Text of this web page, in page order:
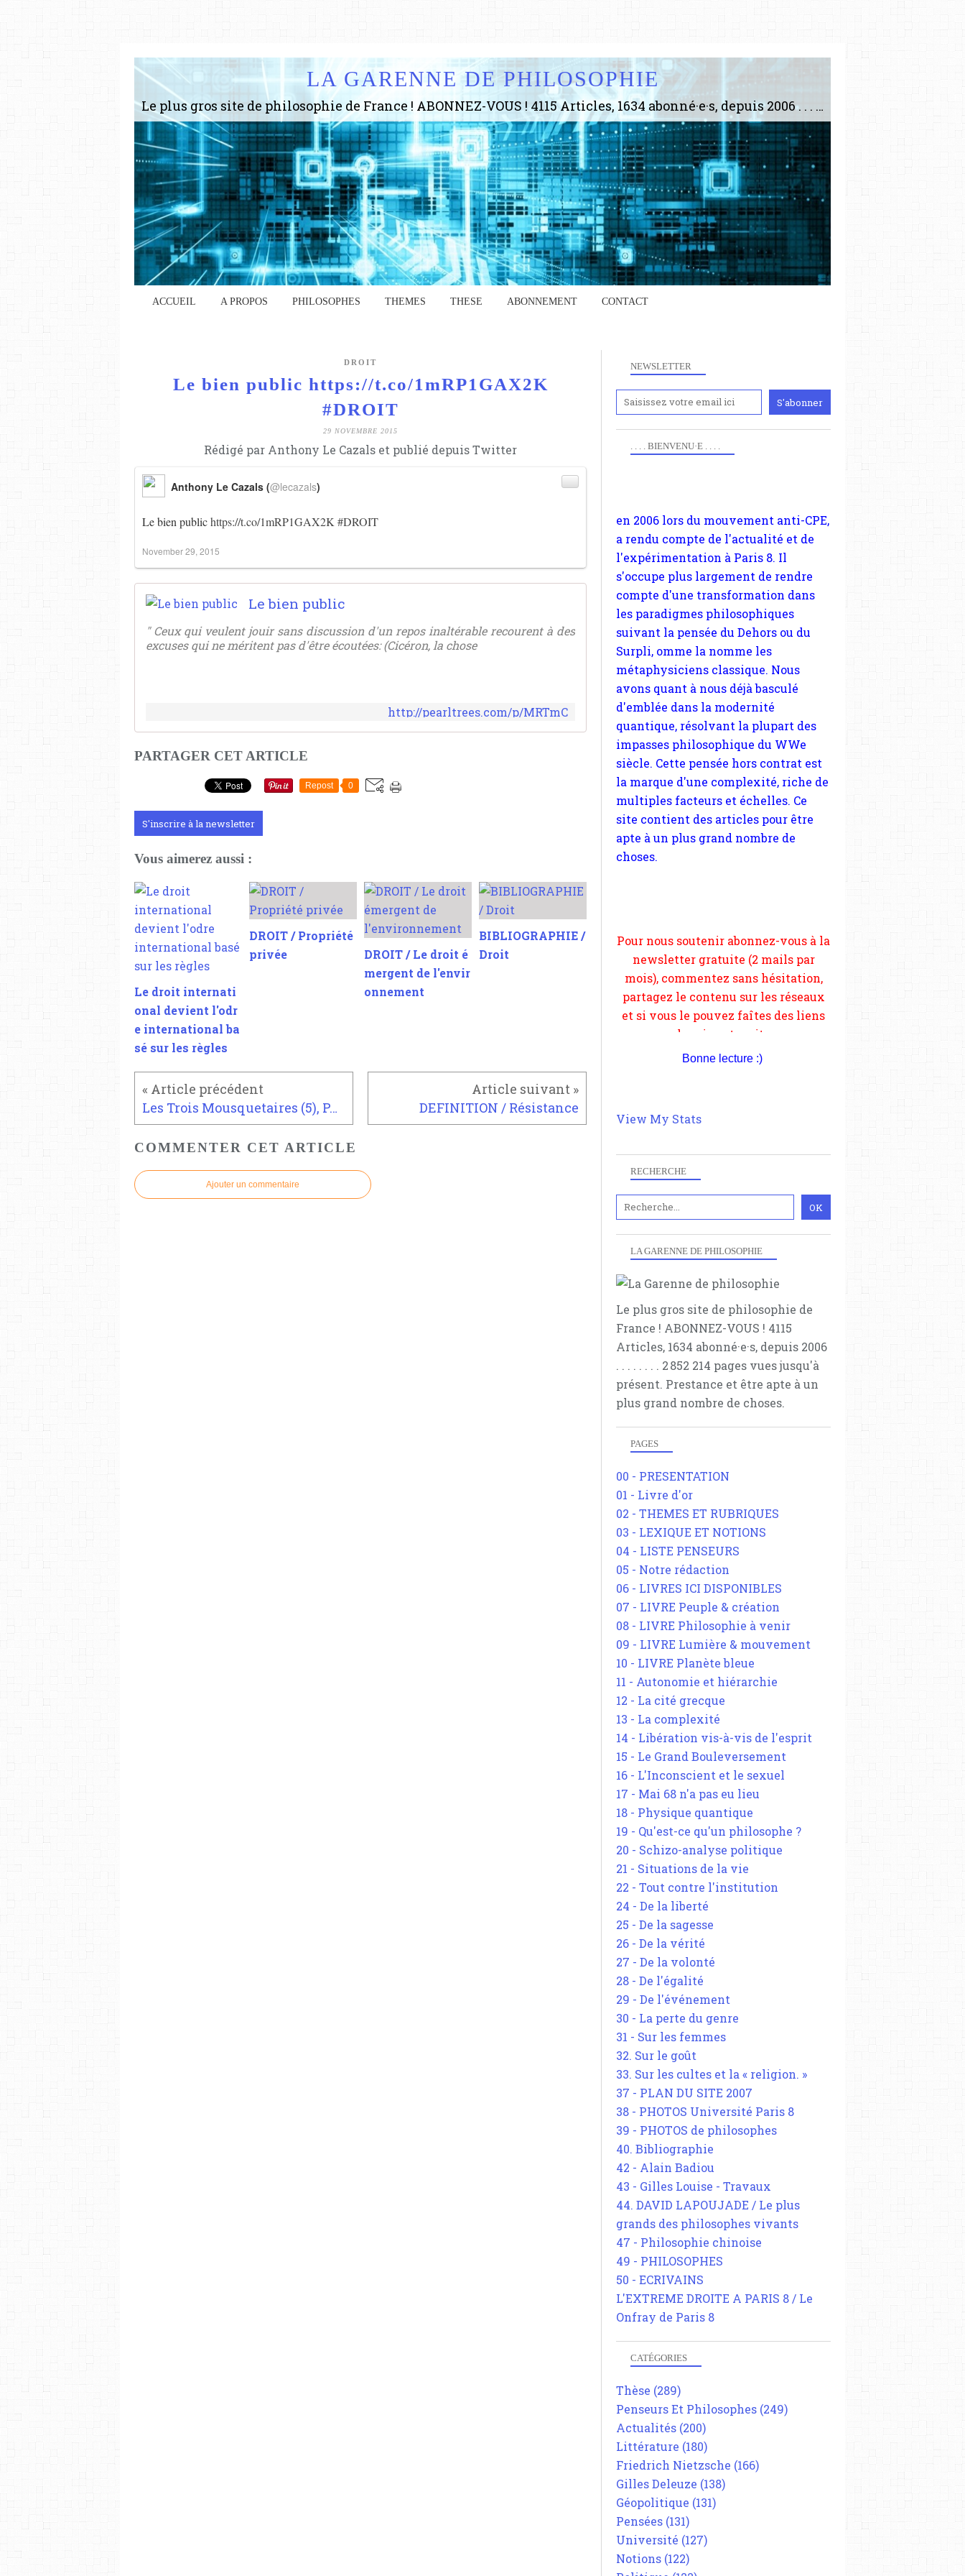
LA GARENNE DE PHILOSOPHIE
Le plus gros site de philosophie de France ! ABONNEZ-VOUS ! 4115 Articles, 1634 abonné·e·s, depuis 2006 . . . . . . . . 2 852 214 pages vues jusqu'à présent. Prestance et être apte à un plus grand nombre de choses.
ACCUEIL A PROPOS PHILOSOPHES THEMES THESE ABONNEMENT CONTACT
DROIT
Le bien public https://t.co/1mRP1GAX2K
#DROIT
29 NOVEMBRE 2015
Rédigé par Anthony Le Cazals et publié depuis Twitter
Le bien publichttps://t.co/1mRP1GAX2K #DROIT
Anthony Le Cazals (@lecazals)
November 29, 2015
Le bien public
" Ceux qui veulent jouir sans discussion d'un repos inaltérable recourent à des
excuses qui ne méritent pas d'être écoutées: (Cicéron, la chose
http://pearltrees.com/p/MRTmC
PARTAGER CET ARTICLE
Repost 0
S'inscrire à la newsletter
Vous aimerez aussi :
Le droit internati
onal devient l'odr
e international ba
sé sur les règles
DROIT / Propriété
privée
DROIT / Le droit é
mergent de l'envir
onnement
BIBLIOGRAPHIE /
Droit
Les Trois Mousquetaires (5), PAE lyc�e Gambier... DEFINITION / Résistance
COMMENTER CET ARTICLE
Ajouter un commentaire
NEWSLETTER
RECHERCHE
LA GARENNE DE PHILOSOPHIE
Le plus gros site de philosophie de
France ! ABONNEZ-VOUS ! 4115
Articles, 1634 abonné·e·s, depuis 2006
. . . . . . . . 2 852 214 pages vues jusqu'à
présent. Prestance et être apte à un
plus grand nombre de choses.
PAGES
00 - PRESENTATION
01 - Livre d'or
02 - THEMES ET RUBRIQUES
03 - LEXIQUE ET NOTIONS
04 - LISTE PENSEURS
05 - Notre rédaction
06 - LIVRES ICI DISPONIBLES
07 - LIVRE Peuple & création
08 - LIVRE Philosophie à venir
09 - LIVRE Lumière & mouvement
10 - LIVRE Planète bleue
11 - Autonomie et hiérarchie
12 - La cité grecque
13 - La complexité
14 - Libération vis-à-vis de l'esprit
15 - Le Grand Bouleversement
16 - L'Inconscient et le sexuel
17 - Mai 68 n'a pas eu lieu
18 - Physique quantique
19 - Qu'est-ce qu'un philosophe ?
20 - Schizo-analyse politique
21 - Situations de la vie
22 - Tout contre l'institution
24 - De la liberté
25 - De la sagesse
26 - De la vérité
27 - De la volonté
28 - De l'égalité
29 - De l'événement
30 - La perte du genre
31 - Sur les femmes
32. Sur le goût
33. Sur les cultes et la « religion. »
37 - PLAN DU SITE 2007
38 - PHOTOS Université Paris 8
39 - PHOTOS de philosophes
40. Bibliographie
42 - Alain Badiou
43 - Gilles Louise - Travaux
44. DAVID LAPOUJADE / Le plus
grands des philosophes vivants
47 - Philosophie chinoise
49 - PHILOSOPHES
50 - ECRIVAINS
L'EXTREME DROITE A PARIS 8 / Le
Onfray de Paris 8
CATÉGORIES
Thèse (289)
Penseurs Et Philosophes (249)
Actualités (200)
Littérature (180)
Friedrich Nietzsche (166)
Gilles Deleuze (138)
Géopolitique (131)
Pensées (131)
Université (127)
Notions (122)
. . . . BIENVENU·E . . . .
Anciennement
en 2006 lors du mouvement anti-CPE,
a rendu compte de l'actualité et de
compte d'une transformation dans
les paradigmes philosophiques
suivant la pensée du Dehors ou du
Surpli, omme la nomme les
métaphysiciens classique. Nous
avons quant à nous déjà basculé
d'emblée dans la modernité
quantique, résolvant la plupart des
impasses philosophique du WWe
siècle. Cette pensée hors contrat est
la marque d'une complexité, riche de
multiples facteurs et échelles. Ce
site contient des articles pour être
apte à un plus grand nombre de
choses.
et si vous le pouvez faîtes des liens
depuis votre site.
Bonne lecture :)
View My Stats